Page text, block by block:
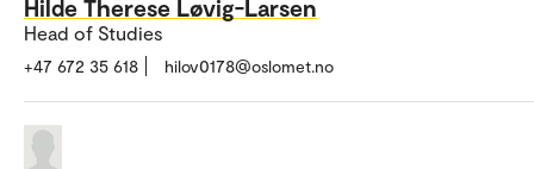
Hilde Therese Løvig-Larsen
Head of Studies
+47 672 35 618 hilov0178@oslomet.no